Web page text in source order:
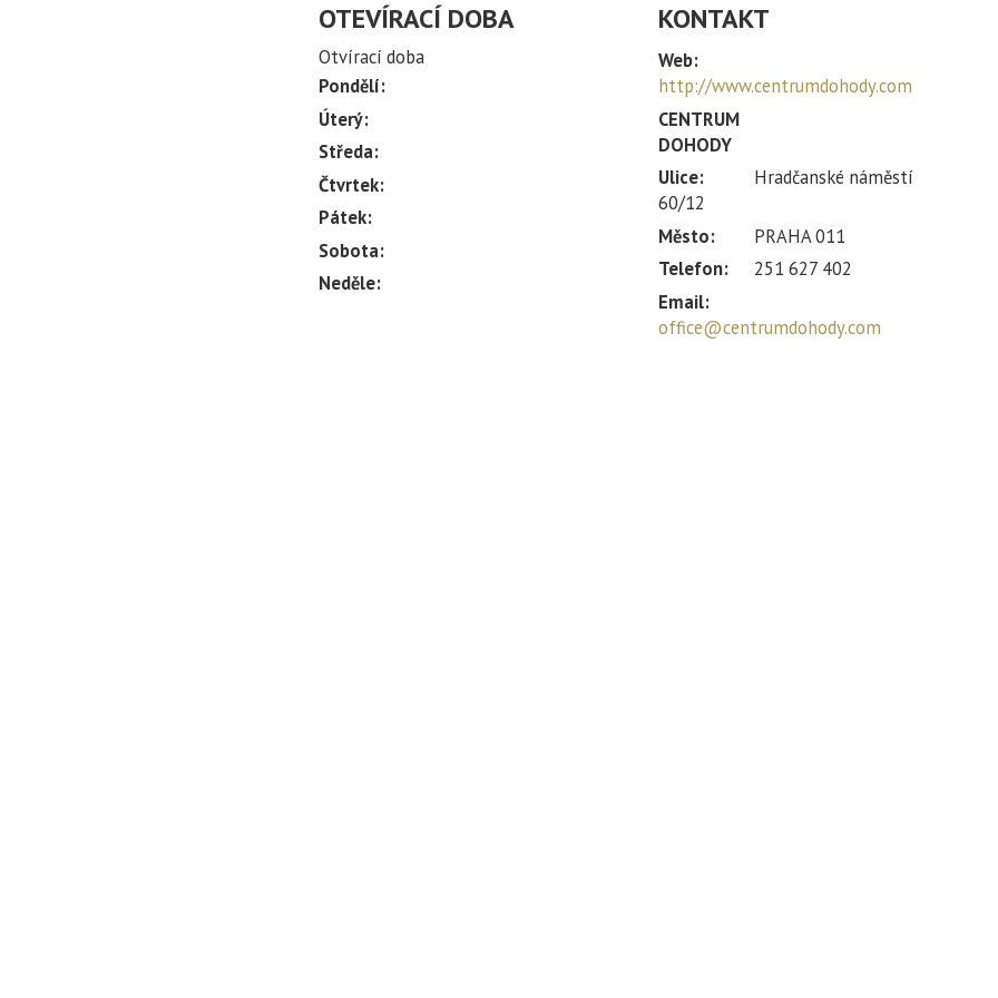
OTEVÍRACÍ DOBA
Otvírací doba
Pondělí:
Úterý:
Středa:
Čtvrtek:
Pátek:
Sobota:
Neděle:
KONTAKT
Web:
http://www.centrumdohody.com
CENTRUM
DOHODY
Ulice:
Hradčanské náměstí
60/12
Město:
PRAHA 011
Telefon:
251 627 402
Email:
office@centrumdohody.com